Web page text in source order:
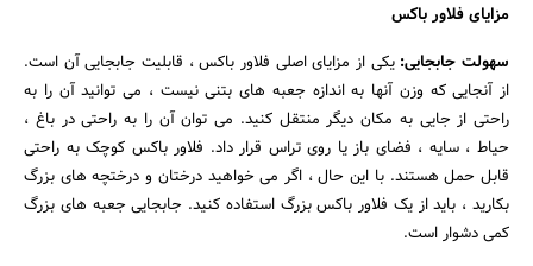
مزایای فلاور باکس
سهولت جابجایی: یکی از مزایای اصلی فلاور باکس ، قابلیت جابجایی آن است.
از آنجایی که وزن آنها به اندازه جعبه های بتنی نیست ، می توانید آن را به
راحتی از جایی به مکان دیگر منتقل کنید. می توان آن را به راحتی در باغ ،
حیاط ، سایه ، فضای باز یا روی تراس قرار داد. فلاور باکس کوچک به راحتی
قابل حمل هستند. با این حال ، اگر می خواهید درختان و درختچه های بزرگ
بکارید ، باید از یک فلاور باکس بزرگ استفاده کنید. جابجایی جعبه های بزرگ
کمی دشوار است.